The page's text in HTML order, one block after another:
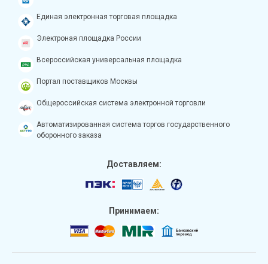
Единая электронная торговая площадка
Электроная площадка России
Всероссийская универсальная площадка
Портал поставщиков Москвы
Общероссийская система электронной торговли
Автоматизированная система торгов государственного
оборонного заказа
Доставляем:
Принимаем: